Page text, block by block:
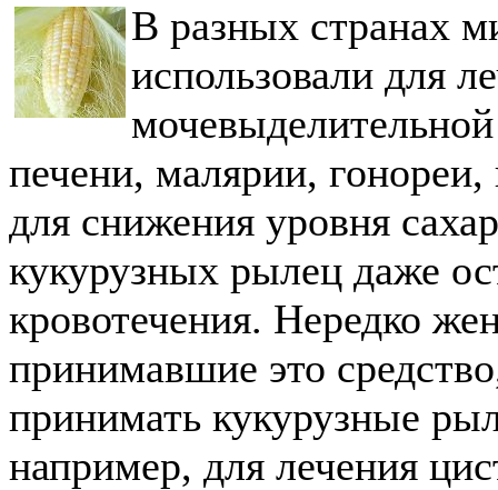
В разных странах
использовали для
печени, малярии,
для снижения уровня
кукурузных рылец даже
кровотечения. Нередко
принимавшие это
принимать кукурузные
например, для лечения